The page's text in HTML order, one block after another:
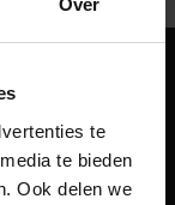
Over
te
te bieden
Ook delen we
met
kennis